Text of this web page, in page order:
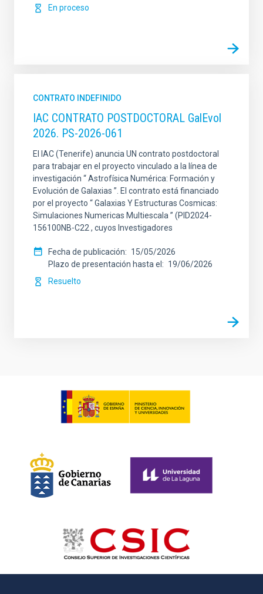
En proceso
CONTRATO INDEFINIDO
IAC CONTRATO POSTDOCTORAL GalEvol
2026. PS-2026-061
El IAC (Tenerife) anuncia UN contrato postdoctoral
para trabajar en el proyecto vinculado a la línea de
investigación “ Astrofísica Numérica: Formación y
Evolución de Galaxias ”. El contrato está financiado
por el proyecto “ Galaxias Y Estructuras Cosmicas:
Simulaciones Numericas Multiescala ” (PID2024-
156100NB-C22 , cuyos Investigadores
Fecha de publicación
15/05/2026
Plazo de presentación hasta el
19/06/2026
Resuelto